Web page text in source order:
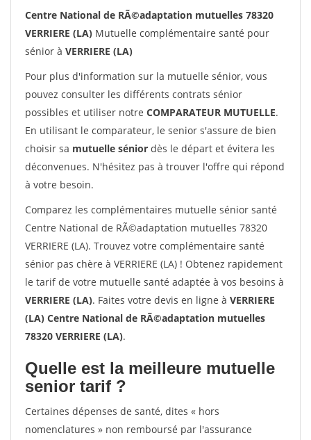
Centre National de RÃ©adaptation mutuelles 78320
VERRIERE (LA) Mutuelle complémentaire santé pour
sénior à VERRIERE (LA)
Pour plus d'information sur la mutuelle sénior, vous
pouvez consulter les différents contrats sénior
possibles et utiliser notre COMPARATEUR MUTUELLE.
En utilisant le comparateur, le senior s'assure de bien
choisir sa mutuelle sénior dès le départ et évitera les
déconvenues. N'hésitez pas à trouver l'offre qui répond
à votre besoin.
Comparez les complémentaires mutuelle sénior santé
Centre National de RÃ©adaptation mutuelles 78320
VERRIERE (LA). Trouvez votre complémentaire santé
sénior pas chère à VERRIERE (LA) ! Obtenez rapidement
le tarif de votre mutuelle santé adaptée à vos besoins à
VERRIERE (LA). Faites votre devis en ligne à VERRIERE
(LA) Centre National de RÃ©adaptation mutuelles
78320 VERRIERE (LA).
Quelle est la meilleure mutuelle
senior tarif ?
Certaines dépenses de santé, dites « hors
nomenclatures » non remboursé par l'assurance